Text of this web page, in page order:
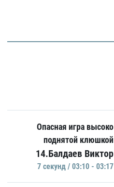
Опасная игра высоко
поднятой клюшкой
14.Балдаев Виктор
7 секунд / 03:10 - 03:17